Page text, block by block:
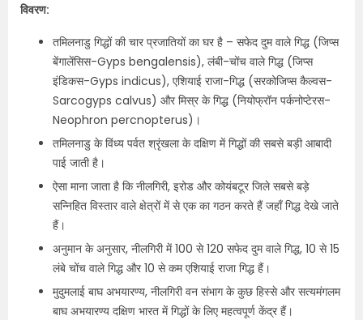
विवरण:
तमिलनाडु गिद्धों की चार प्रजातियों का घर है – सफेद दुम वाले गिद्ध (जिप्स
बेंगालेंसिस-Gyps bengalensis), लंबी-चोंच वाले गिद्ध (जिप्स
इंडिकस-Gyps indicus), एशियाई राजा-गिद्ध (सरकोजिप्स कैल्वस-
Sarcogyps calvus) और मिस्र के गिद्ध (नियोफ्रॉन पर्कनोप्टेरस-
Neophron percnopterus)।
तमिलनाडु के विंध्य पर्वत श्रृंखला के दक्षिण में गिद्धों की सबसे बड़ी आबादी
पाई जाती है।
ऐसा माना जाता है कि नीलगिरी, इरोड और कोयंबटूर जिले सबसे बड़े
सन्निहित विस्तार वाले क्षेत्रों में से एक का गठन करते हैं जहाँ गिद्ध देखे जाते
हैं।
अनुमान के अनुसार, नीलगिरी में 100 से 120 सफेद दुम वाले गिद्ध, 10 से 15
लंबे चोंच वाले गिद्ध और 10 से कम एशियाई राजा गिद्ध हैं।
मुदुमलाई बाघ अभयारण्य, नीलगिरी वन संभाग के कुछ हिस्से और सत्यमंगलम
बाघ अभयारण्य दक्षिण भारत में गिद्धों के लिए महत्वपूर्ण केंद्र हैं।